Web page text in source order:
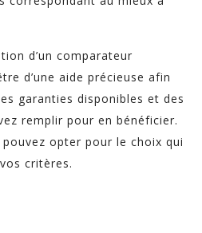
d’un comparateur
d’une aide précieuse afin
garanties disponibles et des
remplir pour en bénéficier.
opter pour le choix qui
critères.